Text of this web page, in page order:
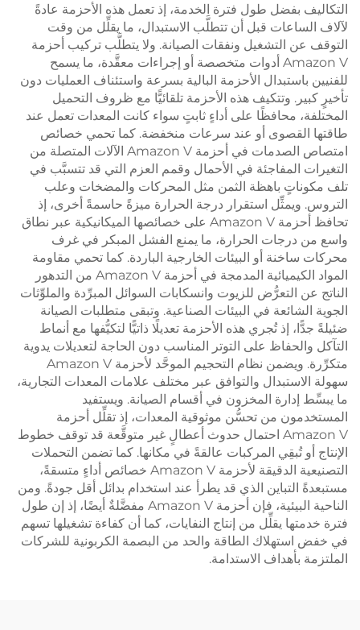
التكاليف بفضل طول فترة الخدمة، إذ تعمل هذه الأحزمة عادةً
لآلاف الساعات قبل أن تتطلَّب الاستبدال، ما يقلِّل من وقت
التوقف عن التشغيل ونفقات الصيانة. ولا يتطلَّب تركيب أحزمة
Amazon V أدوات متخصصة أو إجراءات معقَّدة، ما يسمح
للفنيين باستبدال الأحزمة البالية بسرعة واستئناف العمليات دون
تأخيرٍ كبير. وتتكيف هذه الأحزمة تلقائيًّا مع ظروف التحميل
المختلفة، محافظًا على أداءٍ ثابتٍ سواء كانت المعدات تعمل عند
طاقتها القصوى أو عند سرعات منخفضة. كما تحمي خصائص
امتصاص الصدمات في أحزمة Amazon V الآلات المتصلة من
التغيرات المفاجئة في الأحمال وقمم العزم التي قد تتسبَّب في
تلف مكوناتٍ باهظة الثمن مثل المحركات والمضخات وعلب
التروس. ويمثِّل استقرار درجة الحرارة ميزةً حاسمةً أخرى، إذ
تحافظ أحزمة Amazon V على خصائصها الميكانيكية عبر نطاق
واسع من درجات الحرارة، ما يمنع الفشل المبكر في غرف
محركات ساخنة أو البيئات الخارجية الباردة. كما تحمي مقاومة
المواد الكيميائية المدمجة في أحزمة Amazon V من التدهور
الناتج عن التعرُّض للزيوت وانسكابات السوائل المبرِّدة والملوِّثات
الجوية الشائعة في البيئات الصناعية. وتبقى متطلبات الصيانة
ضئيلةً جدًّا، إذ تُجري هذه الأحزمة تعديلًا ذاتيًّا لتكيُّفها مع أنماط
التآكل والحفاظ على التوتر المناسب دون الحاجة لتعديلات يدوية
متكرِّرة. ويضمن نظام التحجيم الموحَّد لأحزمة Amazon V
سهولة الاستبدال والتوافق عبر مختلف علامات المعدات التجارية،
ما يبسِّط إدارة المخزون في أقسام الصيانة. ويستفيد
المستخدمون من تحسُّن موثوقية المعدات، إذ تقلِّل أحزمة
Amazon V احتمال حدوث أعطالٍ غير متوقَّعة قد توقف خطوط
الإنتاج أو تُبقِي المركبات عالقةً في مكانها. كما تضمن التحملات
التصنيعية الدقيقة لأحزمة Amazon V خصائص أداءٍ متسقةً،
مستبعدةً التباين الذي قد يطرأ عند استخدام بدائل أقل جودةً. ومن
الناحية البيئية، فإن أحزمة Amazon V مفضَّلةٌ أيضًا، إذ إن طول
فترة خدمتها يقلِّل من إنتاج النفايات، كما أن كفاءة تشغيلها تسهم
في خفض استهلاك الطاقة والحد من البصمة الكربونية للشركات
الملتزمة بأهداف الاستدامة.